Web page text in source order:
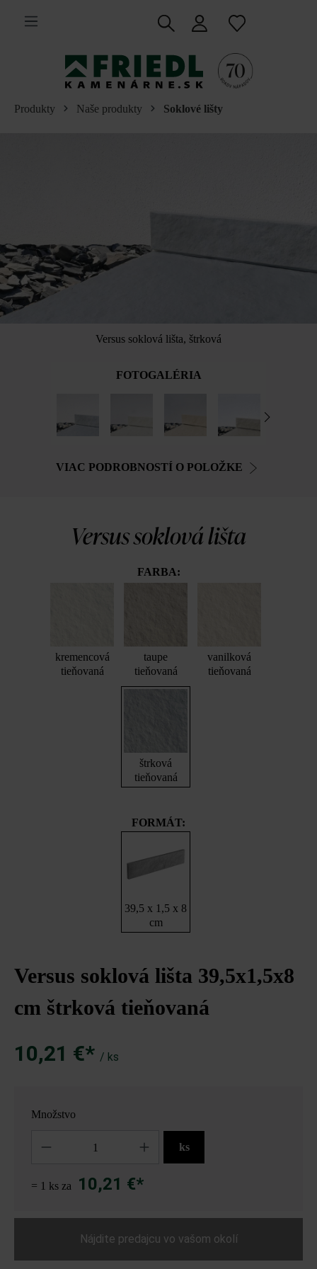
hlavný obsah
Produkty Naše produkty Soklové lišty
Versus soklová lišta, štrková
FOTOGALÉRIA
VIAC PODROBNOSTÍ O POLOŽKE
Versus soklová lišta
FARBA:
kremencová
tieňovaná
taupe
tieňovaná
vanilková
tieňovaná
štrková
tieňovaná
FORMÁT:
39,5 x 1,5 x 8
cm
Versus soklová lišta 39,5x1,5x8
cm štrková tieňovaná
10,21 €* / ks
Množstvo
ks
= 1 ks za 10,21 €*
Nájdite predajcu vo vašom okolí